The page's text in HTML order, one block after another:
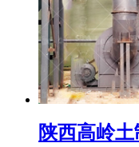
陕西高岭